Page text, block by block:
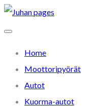
Home
Moottoripyörät
Autot
Kuorma-autot